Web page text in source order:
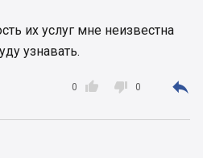
их услуг мне неизвестна
узнавать.

0  0 